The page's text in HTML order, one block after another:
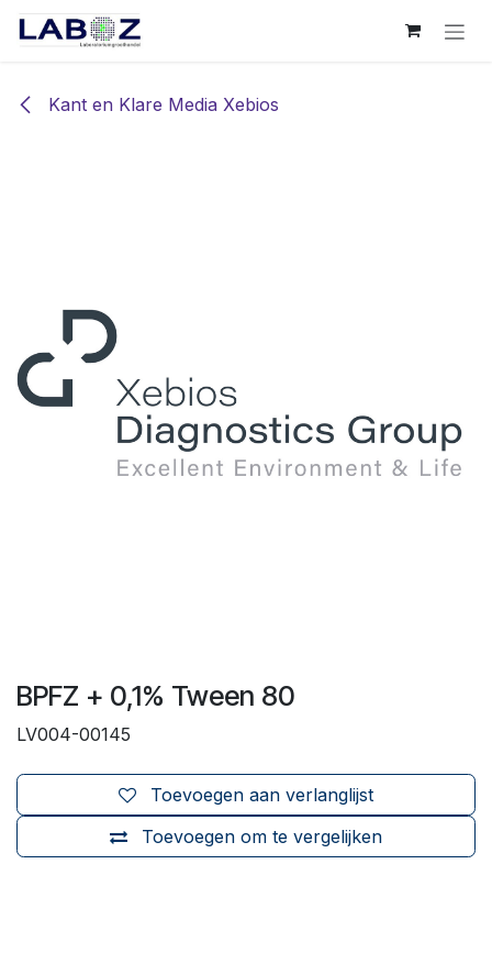
Overslaan naar inhoud
Kant en Klare Media Xebios
BPFZ + 0,1% Tween 80
LV004-00145
Toevoegen om te vergelijken
Toevoegen aan verlanglijst